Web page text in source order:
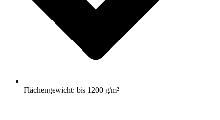
Flächengewicht: bis 1200 g/m²